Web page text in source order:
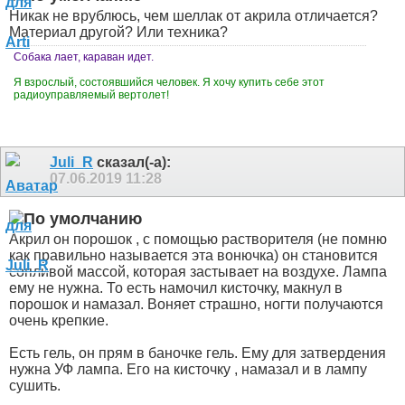
Никак не врублюсь, чем шеллак от акрила отличается?
Материал другой? Или техника?
Собака лает, караван идет.
Я взрослый, состоявшийся человек. Я хочу купить себе этот
радиоуправляемый вертолет!
Juli_R сказал(-а):
07.06.2019 11:28
Акрил он порошок , с помощью растворителя (не помню
как правильно называется эта вонючка) он становится
сопливой массой, которая застывает на воздухе. Лампа
ему не нужна. То есть намочил кисточку, макнул в
порошок и намазал. Воняет страшно, ногти получаются
очень крепкие.
Есть гель, он прям в баночке гель. Ему для затвердения
нужна УФ лампа. Его на кисточку , намазал и в лампу
сушить.